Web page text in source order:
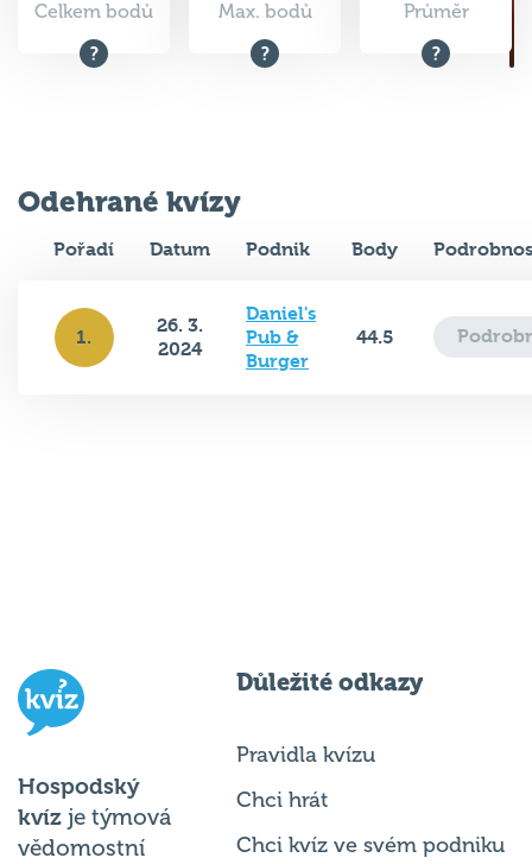
Celkem bodů Max. bodů Průměr
Odehrané kvízy
Pořadí Datum Podnik Body
1.
26. 3.
2024
Daniel's
Pub &
Burger
44.5
Hospodský
kvíz je týmová
vědomostní
Důležité odkazy
Pravidla kvízu
Chci hrát
Chci kvíz ve svém podniku